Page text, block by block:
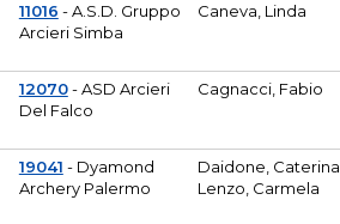
11016 - A.S.D. Gruppo
Arcieri Simba
Caneva, Linda
12070- ASD Arcieri
Del Falco
Cagnacci, Fabio
19041 - Dyamond
Archery Palermo
Daidone, Caterina
Lenzo, Carmela